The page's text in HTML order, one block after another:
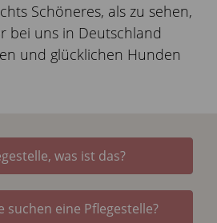
Schöneres, als zu sehen,
bei uns in Deutschland
und glücklichen Hunden
was ist das?
suchen eine Pflegestelle?